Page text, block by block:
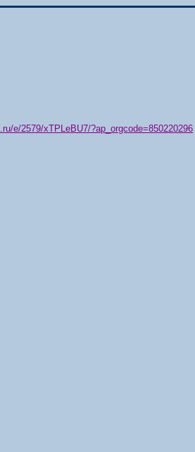
e/2579/xTPLeBU7/?ap_orgcode=850220296